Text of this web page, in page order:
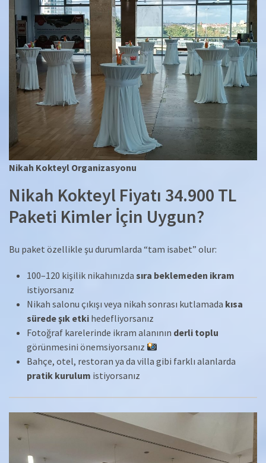
Nikah Kokteyl Organizasyonu
Nikah Kokteyl Fiyatı 34.900 TL
Paketi Kimler İçin Uygun?
Bu paket özellikle şu durumlarda “tam isabet” olur:
100–120 kişilik nikahınızda sıra beklemeden ikram
istiyorsanız
Nikah salonu çıkışı veya nikah sonrası kutlamada kısa
sürede şık etki hedefliyorsanız
Fotoğraf karelerinde ikram alanının derli toplu
görünmesini önemsiyorsanız
Bahçe, otel, restoran ya da villa gibi farklı alanlarda
pratik kurulum istiyorsanız